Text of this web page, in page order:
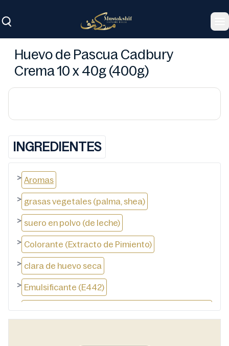
Huevo de Pascua Cadbury
Crema 10 x 40g (400g)
INGREDIENTES
> Aromas
> grasas vegetales (palma, shea)
> suero en polvo (de leche)
> Colorante (Extracto de Pimiento)
> clara de huevo seca
> Emulsificante (E442)
Chocolate de leche: Sólidos de leche mínimo 14
%